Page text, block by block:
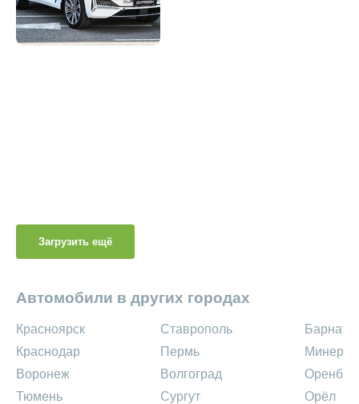
Загрузить ещё
Автомобили в других городах
Красноярск
Краснодар
Воронеж
Тюмень
Ставрополь
Пермь
Волгоград
Сургут
Барнаул
Орёл